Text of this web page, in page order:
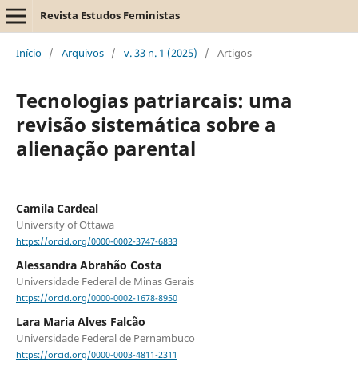
Revista Estudos Feministas
Início / Arquivos / v. 33 n. 1 (2025) / Artigos
Tecnologias patriarcais: uma
revisão sistemática sobre a
alienação parental
Camila Cardeal
University of Ottawa
https://orcid.org/0000-0002-3747-6833
Alessandra Abrahão Costa
Universidade Federal de Minas Gerais
https://orcid.org/0000-0002-1678-8950
Lara Maria Alves Falcão
Universidade Federal de Pernambuco
https://orcid.org/0000-0003-4811-2311